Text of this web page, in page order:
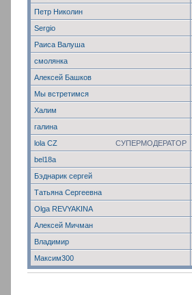
Петр Николин
Sergio
Раиса Валуша
смолянка
Алексей Башков
Мы встретимся
Халим
галина
СУПЕРМОДЕРАТОР
lola CZ
bel18a
Бэднарик сергей
Татьяна Сергеевна
Olga REVYAKINA
Алексей Мичман
Владимир
Максим300